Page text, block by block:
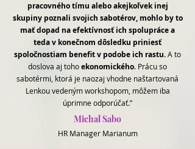
pracovného tímu alebo akejkoľvek inej
skupiny poznali svojich sabotérov, mohlo by to
mať dopad na efektívnosť ich spolupráce a
teda v konečnom dôsledku priniesť
spoločnostiam benefit v podobe ich rastu.A to
doslova aj tohoekonomického. Prácu so
sabotérmi, ktorá je naozaj vhodne naštartovaná
Lenkou vedeným workshopom, môžem iba
úprimne odporúčať.”
Michal Sabo
HR Manager Marianum